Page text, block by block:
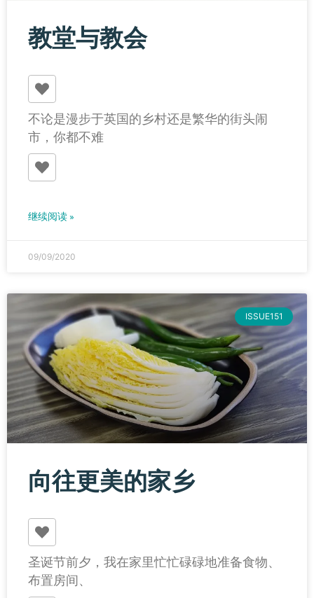
教堂与教会
不论是漫步于英国的乡村还是繁华的街头闹
市，你都不难
继续阅读 »
09/09/2020
ISSUE151
向往更美的家乡
圣诞节前夕，我在家里忙忙碌碌地准备食物、
布置房间、